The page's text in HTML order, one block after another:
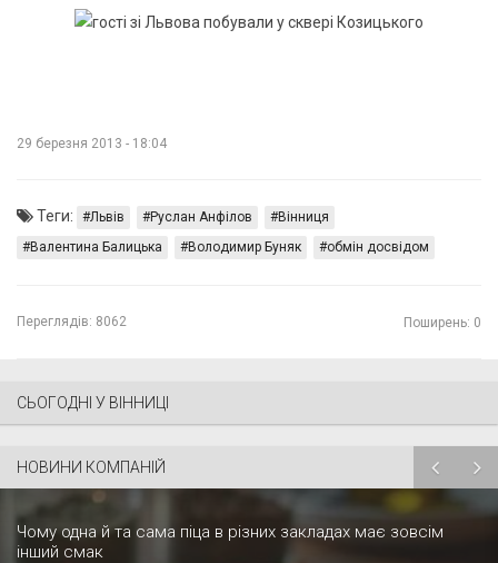
29 березня 2013 - 18:04
Теги: Львів Руслан Анфілов
Вінниця
Валентина Балицька
Володимир Буняк обмін досвідом
Переглядів: 8062 Поширень: 0
СЬОГОДНІ У ВІННИЦІ
НОВИНИ КОМПАНІЙ
Чому одна й та сама піца в різних закладах має зовсім
інший смак